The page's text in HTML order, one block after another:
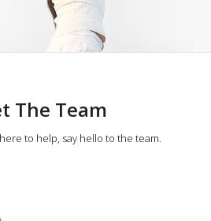
The Team
to help, say hello to the team.